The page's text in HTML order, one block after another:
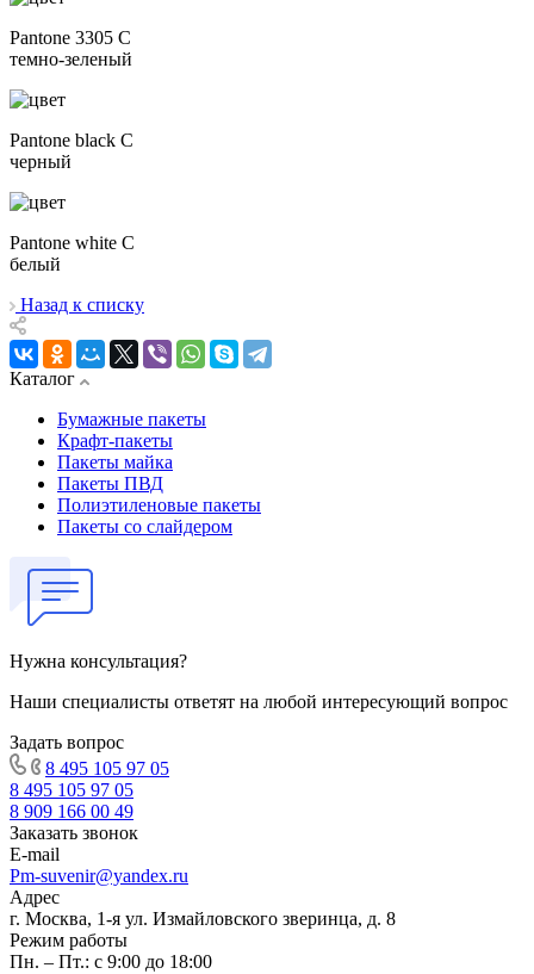
Pantone 3305 C
темно-зеленый
Pantone black C
черный
Pantone white C
белый
Назад к списку
Каталог
Бумажные пакеты
Крафт-пакеты
Пакеты майка
Пакеты ПВД
Полиэтиленовые пакеты
Пакеты со слайдером
Нужна консультация?
Наши специалисты ответят на любой интересующий вопрос
Задать вопрос
8 495 105 97 05
8 495 105 97 05
8 909 166 00 49
Заказать звонок
E-mail
Pm-suvenir@yandex.ru
Адрес
г. Москва, 1-я ул. Измайловского зверинца, д. 8
Режим работы
Пн. – Пт.: с 9:00 до 18:00